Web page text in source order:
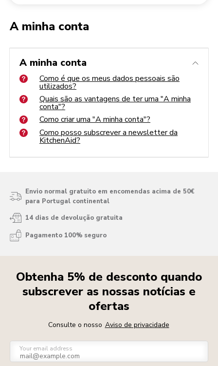
A minha conta
Como é que os meus dados pessoais são utilizados?
Quais são as vantagens de ter uma "A minha conta"?
Como criar uma "A minha conta"?
A minha conta
Como é que os meus dados pessoais são
utilizados?
Quais são as vantagens de ter uma "A minha
conta"?
Como criar uma "A minha conta"?
Como posso subscrever a newsletter da
KitchenAid?
Envio normal gratuito em encomendas acima de 50€
para Portugal continental
14 dias de devolução gratuita
Pagamento 100% seguro
Obtenha 5% de desconto quando
subscrever as nossas notícias e
ofertas
Consulte o nosso Aviso de privacidade
Your email address